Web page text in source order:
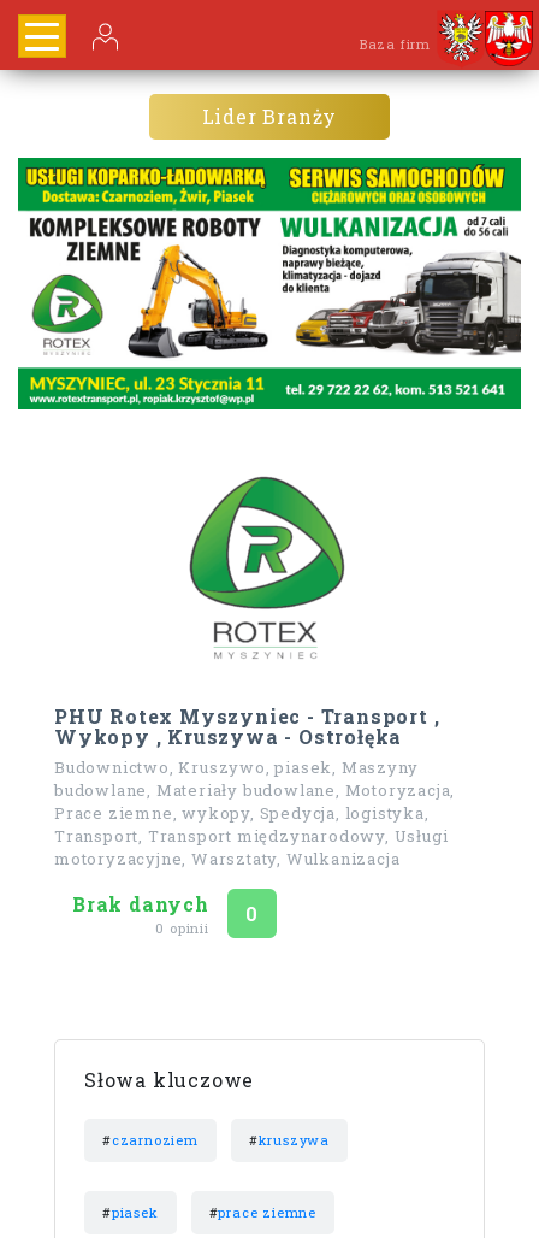
Baza firm
Lider Branży
PHU Rotex Myszyniec - Transport ,
Wykopy , Kruszywa - Ostrołęka
Budownictwo, Kruszywo, piasek, Maszyny
budowlane, Materiały budowlane, Motoryzacja,
Prace ziemne, wykopy, Spedycja, logistyka,
Transport, Transport międzynarodowy, Usługi
motoryzacyjne, Warsztaty, Wulkanizacja
Brak danych
0 opinii
Ocena
0
Słowa kluczowe
#czarnoziem #kruszywa
#piasek #prace ziemne